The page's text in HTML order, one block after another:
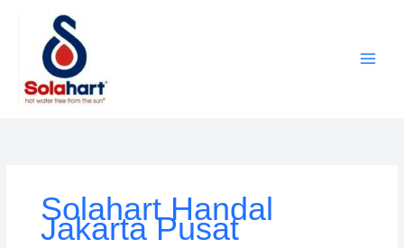
Solahart Handal
Jakarta Pusat